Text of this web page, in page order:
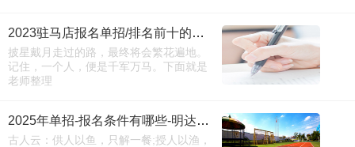
2023驻马店报名单招/排名前十的大专点击
披星戴月走过的路，最终将会繁花遍地。
记住，一个人，便是千军万马。下面就是
老师整理
2025年单招-报名条件有哪些-明达职业-（建议收藏）
古人云：供人以鱼，只解一餐;授人以渔，